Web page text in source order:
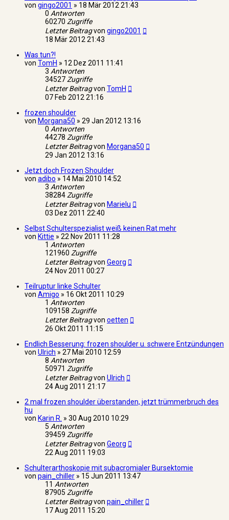
von gingo2001 » 18 Mär 2012 21:43
0 Antworten
60270 Zugriffe
Letzter Beitragvon gingo2001
18 Mär 2012 21:43
Was tun?!
von TomH » 12 Dez 2011 11:41
3 Antworten
34527Zugriffe
Letzter Beitragvon TomH
07 Feb 2012 21:16
frozen shoulder
von Morgana50 » 29 Jan 2012 13:16
0 Antworten
44278 Zugriffe
Letzter Beitragvon Morgana50
29 Jan 2012 13:16
Jetzt doch Frozen Shoulder
von adibo » 14 Mai 2010 14:52
3 Antworten
38284Zugriffe
Letzter Beitragvon Marielu
03 Dez 2011 22:40
Selbst Schulterspezialist weiß keinen Rat mehr
von Kittie » 22 Nov 2011 11:28
1 Antworten
121960 Zugriffe
Letzter Beitragvon Georg
24 Nov 2011 00:27
Teilruptur linke Schulter
von Amigo » 16 Okt 2011 10:29
1 Antworten
109158 Zugriffe
Letzter Beitragvon oetten
26 Okt 2011 11:15
Endlich Besserung: frozen shoulder u. schwere Entzündungen
von Ulrich » 27 Mai 2010 12:59
8 Antworten
50971 Zugriffe
Letzter Beitragvon Ulrich
24 Aug 2011 21:17
2 mal frozen shoulder überstanden, jetzt trümmerbruch des
hu
von Karin R. » 30 Aug 2010 10:29
5 Antworten
39459 Zugriffe
Letzter Beitragvon Georg
22 Aug 2011 19:03
Schulterarthoskopie mit subacromialer Bursektomie
von pain_chiller » 15 Jun 2011 13:47
11 Antworten
87905 Zugriffe
Letzter Beitragvon pain_chiller
17 Aug 2011 15:20